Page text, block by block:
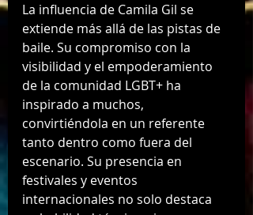
La influencia de Camila Gil se
extiende más allá de las pistas de
baile. Su compromiso con la
visibilidad y el empoderamiento
de la comunidad LGBT+ ha
inspirado a muchos,
convirtiéndola en un referente
tanto dentro como fuera del
escenario. Su presencia en
festivales y eventos
internacionales no solo destaca